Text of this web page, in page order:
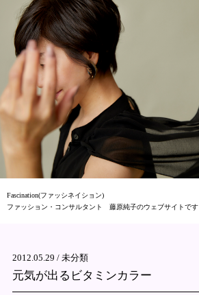
Fascination(ファッシネイション)
ファッション・コンサルタント 藤原純子のウェブサイトです
2012.05.29 / 未分類
元気が出るビタミンカラー